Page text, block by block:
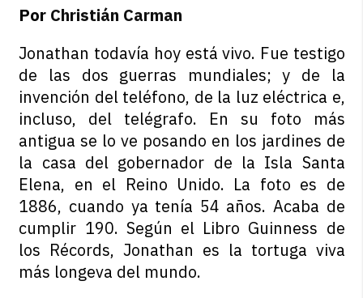
Por Christián Carman
Jonathan todavía hoy está vivo. Fue testigo
de las dos guerras mundiales; y de la
invención del teléfono, de la luz eléctrica e,
incluso, del telégrafo. En su foto más
antigua se lo ve posando en los jardines de
la casa del gobernador de la Isla Santa
Elena, en el Reino Unido. La foto es de
1886, cuando ya tenía 54 años. Acaba de
cumplir 190. Según el Libro Guinness de
los Récords, Jonathan es la tortuga viva
más longeva del mundo.